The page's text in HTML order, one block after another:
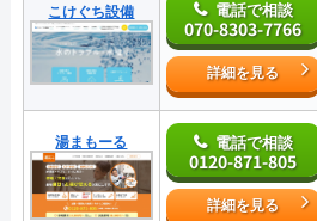
こけぐち設備 電話で相談
070-8303-7766
詳細を見る
湯まもーる 電話で相談
0120-871-805
詳細を見る